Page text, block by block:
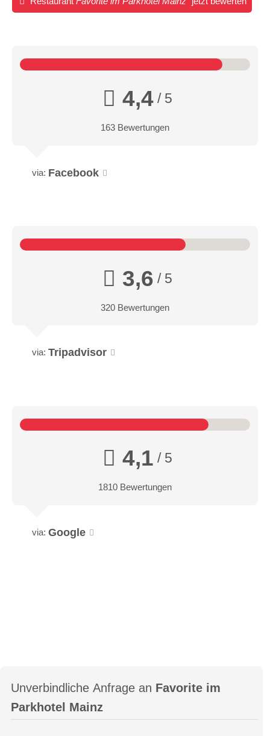
4,4/ 5
163 Bewertungen
via: Facebook
3,6 / 5
320 Bewertungen
via: Tripadvisor
4,1 / 5
1810 Bewertungen
via: Google
Unverbindliche Anfrage an Favorite im
Parkhotel Mainz